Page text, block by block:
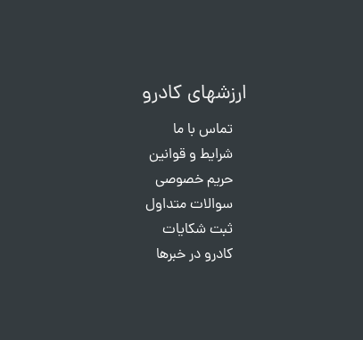
ارزشهای کادرو
تماس با ما
شرایط و قوانین
حریم خصوصی
سوالات متداول
ثبت شکایات
کادرو در خبرها